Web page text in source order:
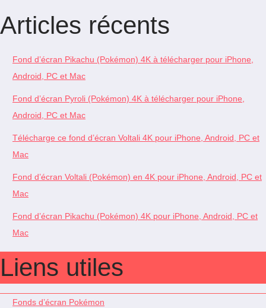
Articles récents
Fond d’écran Pikachu (Pokémon) 4K à télécharger pour iPhone,
Android, PC et Mac
Fond d’écran Pyroli (Pokémon) 4K à télécharger pour iPhone,
Android, PC et Mac
Télécharge ce fond d’écran Voltali 4K pour iPhone, Android, PC et
Mac
Fond d’écran Voltali (Pokémon) en 4K pour iPhone, Android, PC et
Mac
Fond d’écran Pikachu (Pokémon) 4K pour iPhone, Android, PC et
Mac
Liens utiles
Fonds d’écran Pokémon